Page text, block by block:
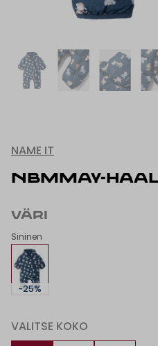
NAME IT
NBMMAY-
VÄRI
Sininen
-25%
VALITSE KOKO